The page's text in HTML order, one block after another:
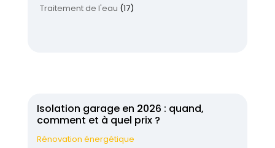
Traitement de l'eau (17)
Isolation garage en 2026 : quand,
comment et à quel prix ?
Rénovation énergétique